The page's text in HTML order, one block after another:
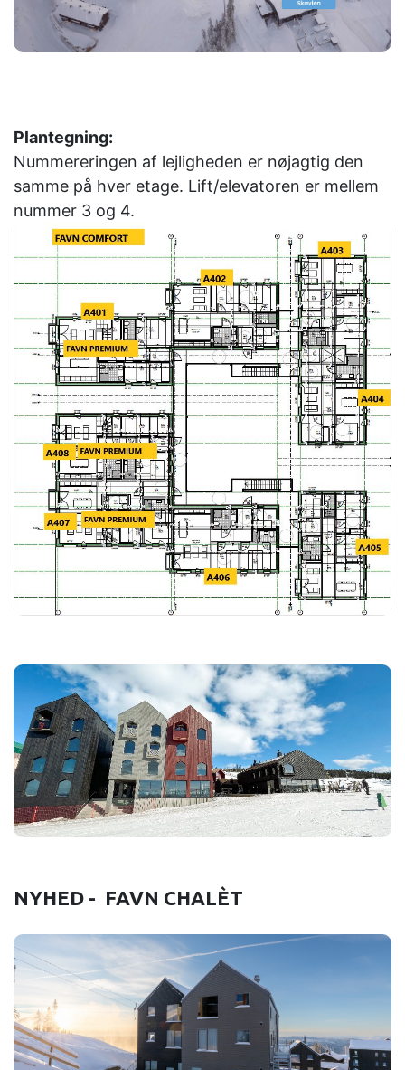
Plantegning:
Nummereringen af ​​lejligheden er nøjagtig den
samme på hver etage. Lift/elevatoren er mellem
nummer 3 og 4.
NYHED - FAVN CHALÈT